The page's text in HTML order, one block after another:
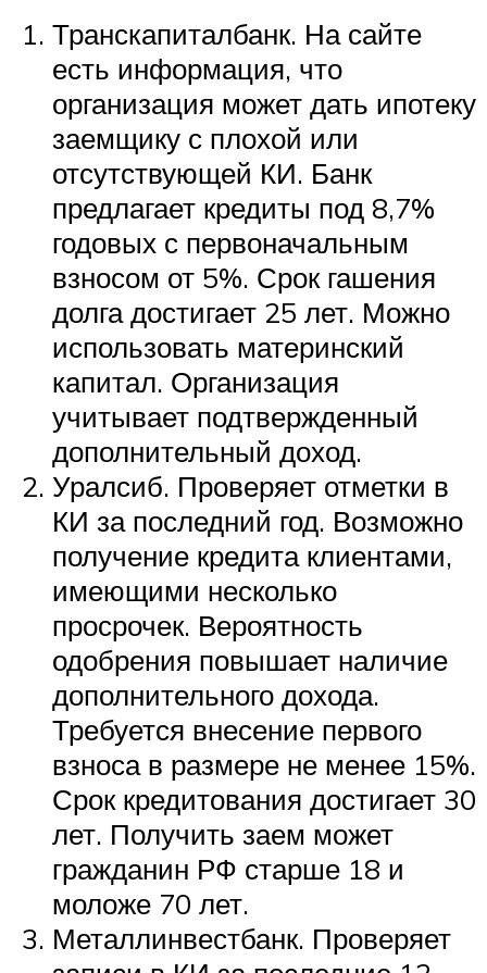
Транскапиталбанк. На сайте
есть информация, что
организация может дать ипотеку
заемщику с плохой или
отсутствующей КИ. Банк
предлагает кредиты под 8,7%
годовых с первоначальным
взносом от 5%. Срок гашения
долга достигает 25 лет. Можно
использовать материнский
капитал. Организация
учитывает подтвержденный
дополнительный доход.
Уралсиб. Проверяет отметки в
КИ за последний год. Возможно
получение кредита клиентами,
имеющими несколько
просрочек. Вероятность
одобрения повышает наличие
дополнительного дохода.
Требуется внесение первого
взноса в размере не менее 15%.
Срок кредитования достигает 30
лет. Получить заем может
гражданин РФ старше 18 и
моложе 70 лет.
Металлинвестбанк. Проверяет